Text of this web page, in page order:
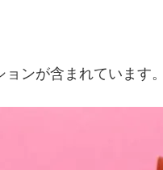
ョンが含まれています